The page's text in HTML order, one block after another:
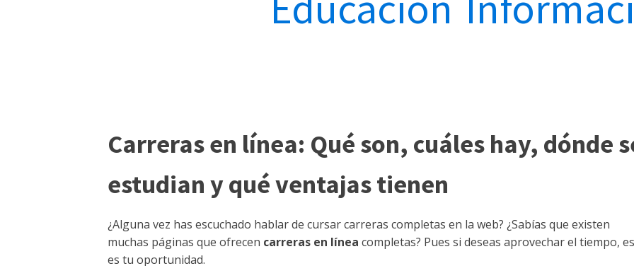
Carreras en línea: Qué son, cuáles hay, dónde
estudian y qué ventajas tienen
¿Alguna vez has escuchado hablar de cursar carreras completas en la web? ¿Sabías que existen
muchas páginas que ofrecen carreras en línea completas? Pues si deseas aprovechar el tiempo,
es tu oportunidad.